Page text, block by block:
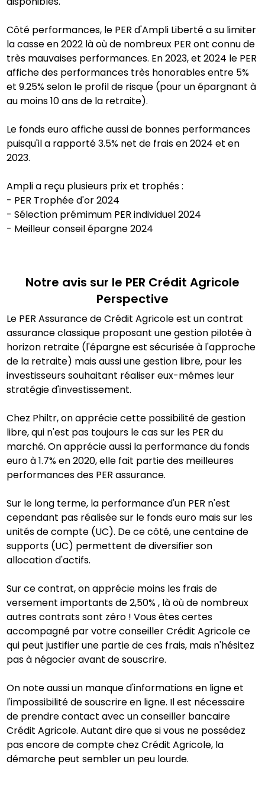
Côté performances, le PER d'Ampli Liberté a su limiter
la casse en 2022 là où de nombreux PER ont connu de
très mauvaises performances. En 2023, et 2024 le PER
affiche des performances très honorables entre 5%
et 9.25% selon le profil de risque (pour un épargnant à
au moins 10 ans de la retraite).
Le fonds euro affiche aussi de bonnes performances
puisqu'il a rapporté 3.5% net de frais en 2024 et en
2023.
Ampli a reçu plusieurs prix et trophés :
- PER Trophée d'or 2024
- Sélection prémimum PER individuel 2024
- Meilleur conseil épargne 2024
Notre avis sur le PER Crédit Agricole
Perspective
Le PER Assurance de Crédit Agricole est un contrat
assurance classique proposant une gestion pilotée à
horizon retraite (l'épargne est sécurisée à l'approche
de la retraite) mais aussi une gestion libre, pour les
investisseurs souhaitant réaliser eux-mêmes leur
stratégie d'investissement.
Chez Philtr, on apprécie cette possibilité de gestion
libre, qui n'est pas toujours le cas sur les PER du
marché. On apprécie aussi la performance du fonds
euro à 1.7% en 2020, elle fait partie des meilleures
performances des PER assurance.
Sur le long terme, la performance d'un PER n'est
cependant pas réalisée sur le fonds euro mais sur les
unités de compte (UC). De ce côté, une centaine de
supports (UC) permettent de diversifier son
allocation d'actifs.
Sur ce contrat, on apprécie moins les frais de
versement importants de 2,50% , là où de nombreux
autres contrats sont zéro ! Vous êtes certes
accompagné par votre conseiller Crédit Agricole ce
qui peut justifier une partie de ces frais, mais n'hésitez
pas à négocier avant de souscrire.
On note aussi un manque d'informations en ligne et
l'impossibilité de souscrire en ligne. Il est nécessaire
de prendre contact avec un conseiller bancaire
Crédit Agricole. Autant dire que si vous ne possédez
pas encore de compte chez Crédit Agricole, la
démarche peut sembler un peu lourde.